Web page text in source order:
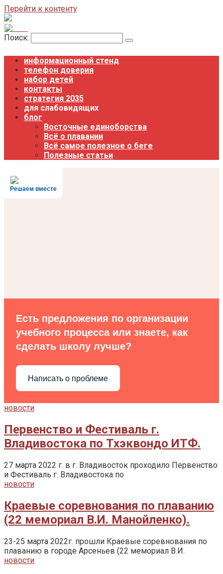
Перейти к контенту
Поиск:
информационный стенд
телефон доверия
набор детей
контакты
стратегия 2035
для слабовидящих
блог
Восточные единоборства
Всё о плавании
Всё самое полезное о беге
Полезные статьи
Решаем вместе
Есть предложения по организации
учебного процесса или знаете, как
сделать школу лучше?
Написать о проблеме
новости
Первенство и Фестиваль г.
Владивостока по Тхэквондо ИТФ.
27 марта 2022 г. в г. Владивосток проходило Первенство
и Фестиваль г. Владивостока по
новости
Краевые соревнования по плаванию
(22 мемориал В.И. Манойленко).
23-25 марта 2022г. прошли Краевые соревнования по
плаванию в городе Арсеньев (22 мемориал В.И.
новости